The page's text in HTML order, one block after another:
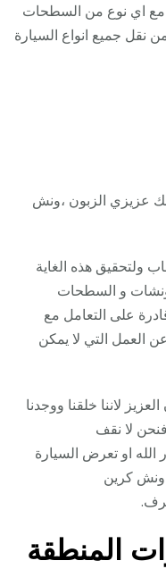
مع اي نوع من السطحات
نقل جميع انواع السيارة
عزيزي الزبون ،ونش
ولتحقيق هذه الغاية
و السطحات
على التعامل مع
العمل التي لا يمكن
لاننا خلقنا ووجدنا
لا نقف
او تعرض السيارة
ونش كرين
المنطقة